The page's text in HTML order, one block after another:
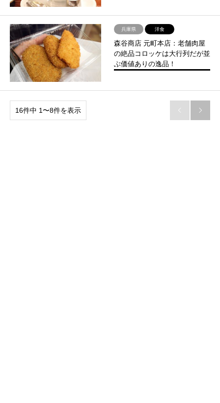
兵庫県 洋食
森谷商店 元町本店：老舗肉屋
の絶品コロッケは大行列だが並
ぶ価値ありの逸品！
16件中 1〜8件を表示  